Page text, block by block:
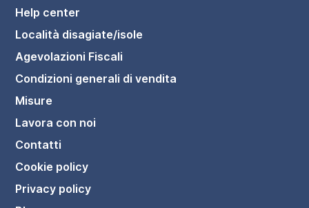
Help center
Località disagiate/isole
Agevolazioni Fiscali
Condizioni generali di vendita
Misure
Lavora con noi
Contatti
Cookie policy
Privacy policy